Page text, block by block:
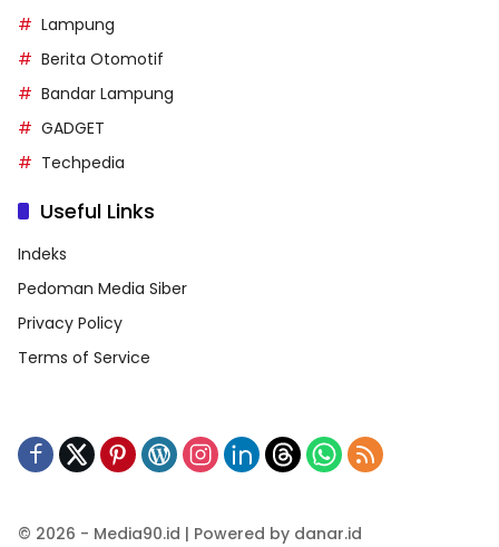
Lampung
Berita Otomotif
Bandar Lampung
GADGET
Techpedia
Useful Links
Indeks
Pedoman Media Siber
Privacy Policy
Terms of Service
© 2026 - Media90.id | Powered by danar.id